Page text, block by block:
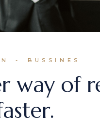
BUSSINES
way of